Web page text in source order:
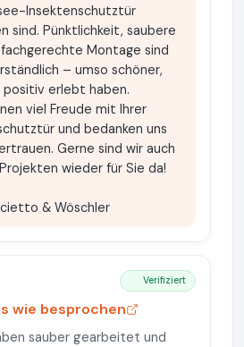
Insektenschutztür
sind. Pünktlichkeit, saubere
Montage sind
– umso schöner,
positiv erlebt haben.
viel Freude mit Ihrer
und bedanken uns
Gerne sind wir auch
wieder für Sie da!
& Wöschler
Verifiziert
wie besprochen
sauber gearbeitet und